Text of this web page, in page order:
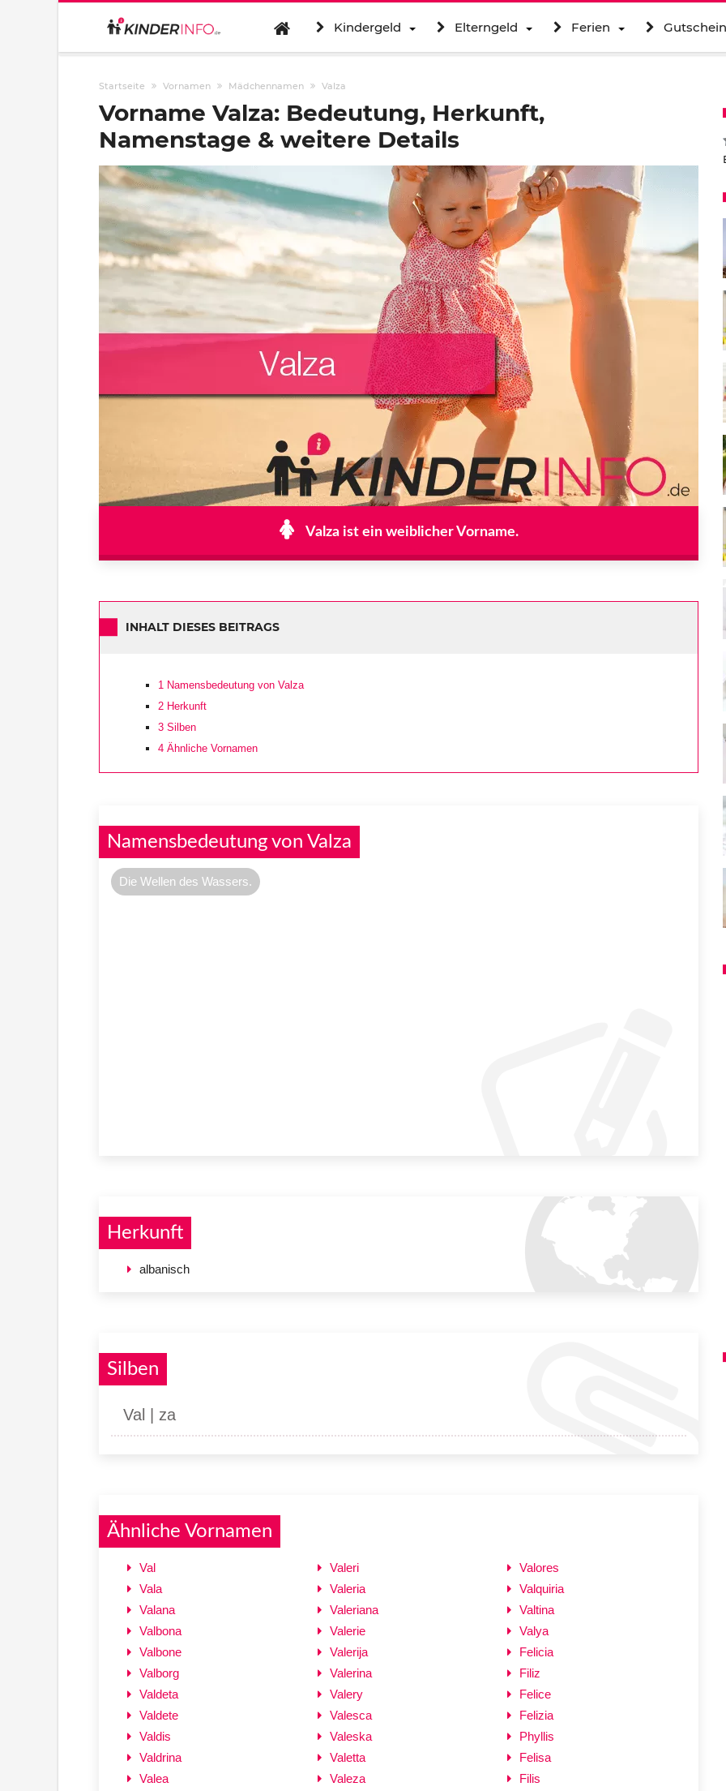
Kindergeld Elterngeld Ferien
Startseite Vornamen Mädchennamen Valza
Vorname Valza: Bedeutung, Herkunft,
Namenstage & weitere Details
Valza ist ein weiblicher Vorname.
INHALT DIESES BEITRAGS
1 Namensbedeutung von Valza
2 Herkunft
3 Silben
4 Ähnliche Vornamen
Namensbedeutung von Valza
Die Wellen des Wassers.
Herkunft
albanisch
Silben
Val | za
Ähnliche Vornamen
Val
Vala
Valana
Valbona
Valbone
Valborg
Valdeta
Valdete
Valdis
Valdrina
Valea
Valeri
Valeria
Valeriana
Valerie
Valerija
Valerina
Valery
Valesca
Valeska
Valetta
Valeza
Valores
Valquiria
Valtina
Valya
Felicia
Filiz
Felice
Felizia
Phyllis
Felisa
Filis